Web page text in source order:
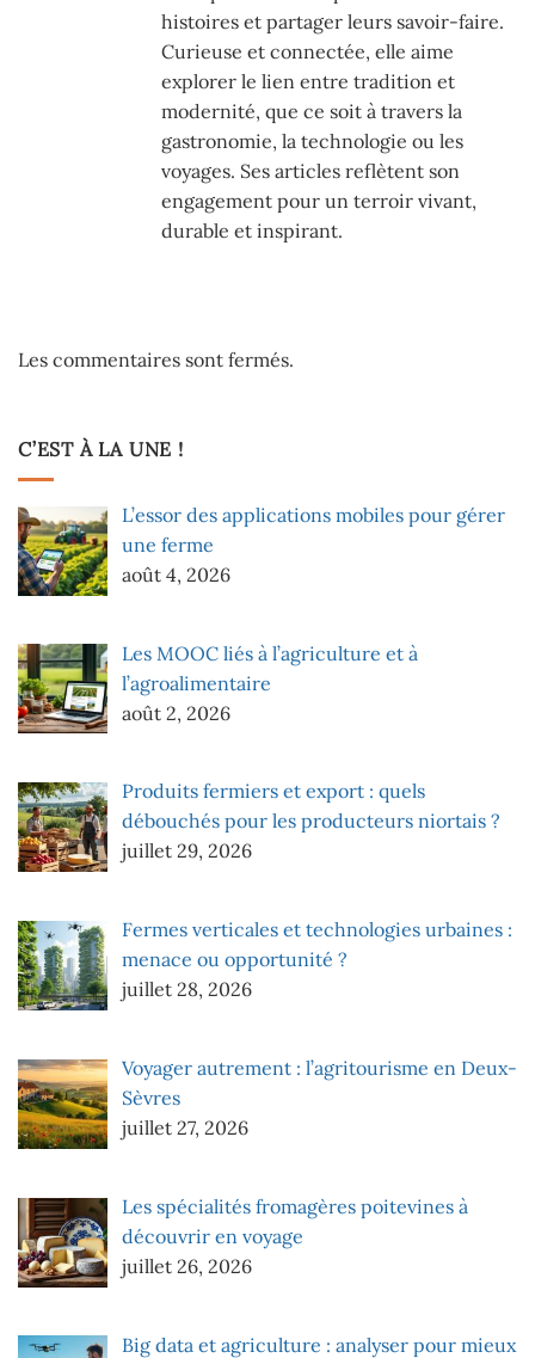
histoires et partager leurs savoir-faire.
Curieuse et connectée, elle aime
explorer le lien entre tradition et
modernité, que ce soit à travers la
gastronomie, la technologie ou les
voyages. Ses articles reflètent son
engagement pour un terroir vivant,
durable et inspirant.
Les commentaires sont fermés.
C’EST À LA UNE !
L’essor des applications mobiles pour gérer
une ferme
août 4, 2026
Les MOOC liés à l’agriculture et à
l’agroalimentaire
août 2, 2026
Produits fermiers et export : quels
débouchés pour les producteurs niortais ?
juillet 29, 2026
Fermes verticales et technologies urbaines :
menace ou opportunité ?
juillet 28, 2026
Voyager autrement : l’agritourisme en Deux-
Sèvres
juillet 27, 2026
Les spécialités fromagères poitevines à
découvrir en voyage
juillet 26, 2026
Big data et agriculture : analyser pour mieux